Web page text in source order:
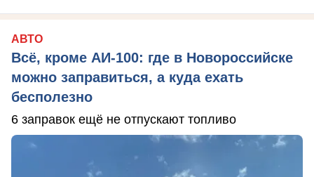
АВТО
Всё, кроме АИ-100: где в Новороссийске
можно заправиться, а куда ехать
бесполезно
6 заправок ещё не отпускают топливо